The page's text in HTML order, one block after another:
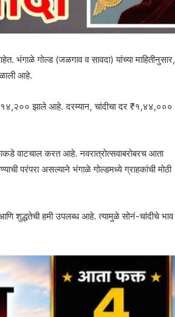
भंगाळे गोल्ड (जळगाव व सावदा) यांच्या माहितीनुसार,
आहे.
झाले आहे. दरम्यान, चांदीचा दर ₹१,४४,०००
वाटचाल करत आहे. नवरात्रोत्सवाबरोबरच आता
परंपरा असल्याने भंगाळे गोल्डमध्ये ग्राहकांची मोठी
शुद्धतेची हमी उपलब्ध आहे. त्यामुळे सोनं-चांदीचे भाव